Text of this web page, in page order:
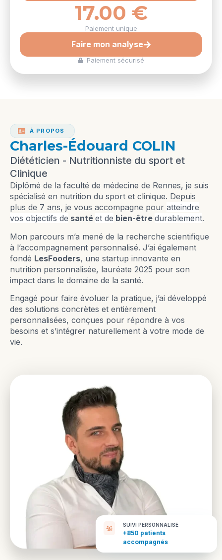
17.00 €
Paiement unique
Faire mon analyse
Paiement sécurisé
SUIVI PERSONNALISÉ
+850 patients
accompagnés
À PROPOS
Charles-Édouard COLIN
Diététicien - Nutritionniste du sport et
Clinique
Diplômé de la faculté de médecine de Rennes, je suis
spécialisé en nutrition du sport et clinique. Depuis
plus de 7 ans, je vous accompagne pour atteindre
vos objectifs de santé et de bien-être durablement.
Mon parcours m’a mené de la recherche scientifique
à l’accompagnement personnalisé. J’ai également
fondé LesFooders, une startup innovante en
nutrition personnalisée, lauréate 2025 pour son
impact dans le domaine de la santé.
Engagé pour faire évoluer la pratique, j’ai développé
des solutions concrètes et entièrement
personnalisées, conçues pour répondre à vos
besoins et s’intégrer naturellement à votre mode de
vie.